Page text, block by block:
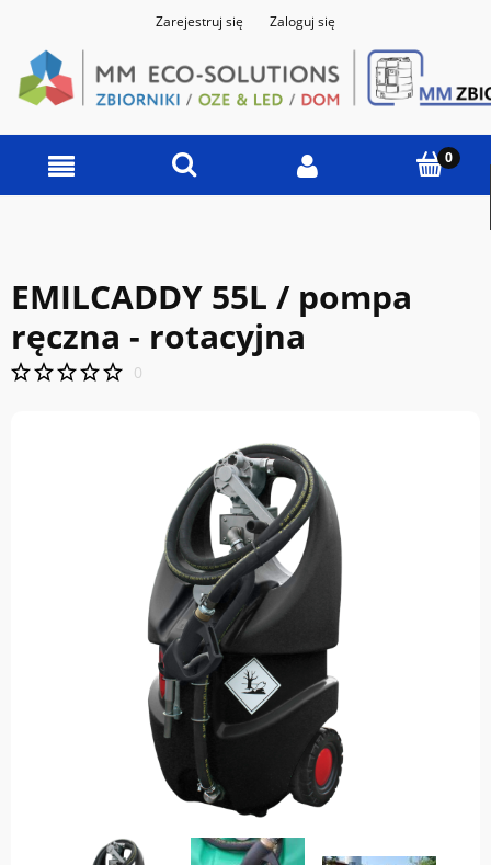
Zarejestruj się Zaloguj się
EMILCADDY 55L / pompa
ręczna - rotacyjna
0